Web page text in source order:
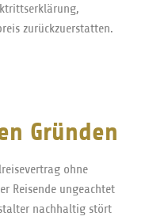
zurückzuerstatten.
Gründen
ohne
Reisende ungeachtet
nachhaltig stört